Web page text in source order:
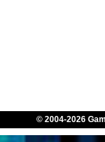
© 2004-2026